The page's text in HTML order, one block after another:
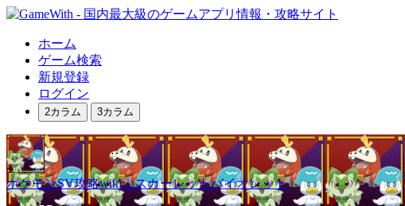
ホーム
ゲーム検索
新規登録
ログイン
2カラム 3カラム
ポケモンSV攻略wiki｜スカーレットバイオレット